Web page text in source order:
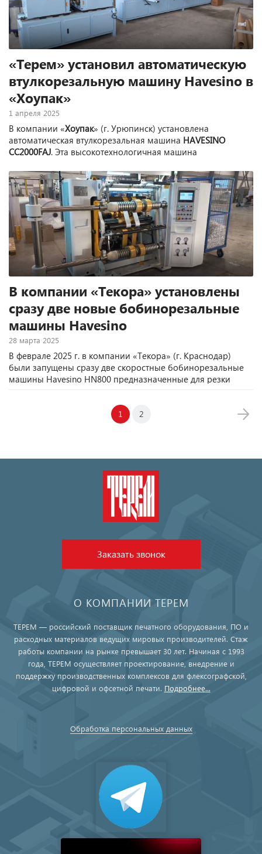
«Терем» установил автоматическую
втулкорезальную машину Havesino в
«Хоупак»
1 апреля 2025
В компании «Хоупак» (г. Урюпинск) установлена
автоматическая втулкорезальная машина HAVESINO
CC2000FAJ. Эта высокотехнологичная машина
втулок шириной до 2000 мм и толщиной стенок от 5 до 15
мм, обеспечивая минимальную ширину реза от 10 мм.
Сервоприводная одноножевая конструкция машины
позволяет достигать впечатляющей производительности
— до 95 втулок в минуту.
В компании «Текора» установлены
сразу две новые бобинорезальные
машины Havesino
28 марта 2025
В феврале 2025 г. в компании «Текора» (г. Краснодар)
были запущены сразу две скоростные бобинорезальные
машины Havesino HN800 предназначенные для резки
Благодаря высокой производительности новые
бобинорезки позволят производить качественную резку
1 2
Заказать звонок
О КОМПАНИИ ТЕРЕМ
ТЕРЕМ — российский поставщик печатного оборудования, ПО и
расходных материалов ведущих мировых производителей. Стаж
работы компании на рынке превышает 30 лет. Начиная с 1993
года, ТЕРЕМ осуществляет проектирование, внедрение и
поддержку производственных комплексов для флексографской,
цифровой и офсетной печати. Подробнее...
Обработка персональных данных